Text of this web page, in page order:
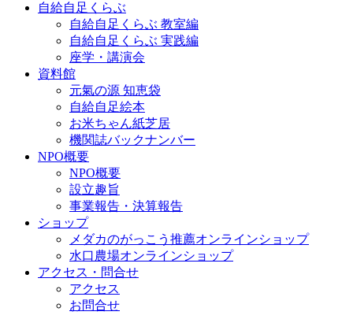
自給自足くらぶ
自給自足くらぶ 教室編
自給自足くらぶ 実践編
座学・講演会
資料館
元氣の源 知恵袋
自給自足絵本
お米ちゃん紙芝居
機関誌バックナンバー
NPO概要
NPO概要
設立趣旨
事業報告・決算報告
ショップ
メダカのがっこう推薦オンラインショップ
水口農場オンラインショップ
アクセス・問合せ
アクセス
お問合せ